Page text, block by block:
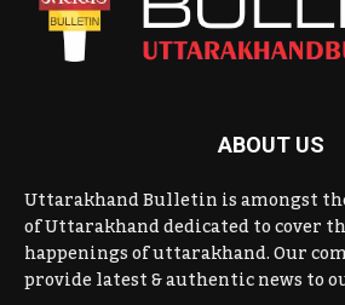
ABOUT US
Uttarakhand Bulletin is amongst
of Uttarakhand dedicated to cover
happenings of uttarakhand. Our
provide latest & authentic news to